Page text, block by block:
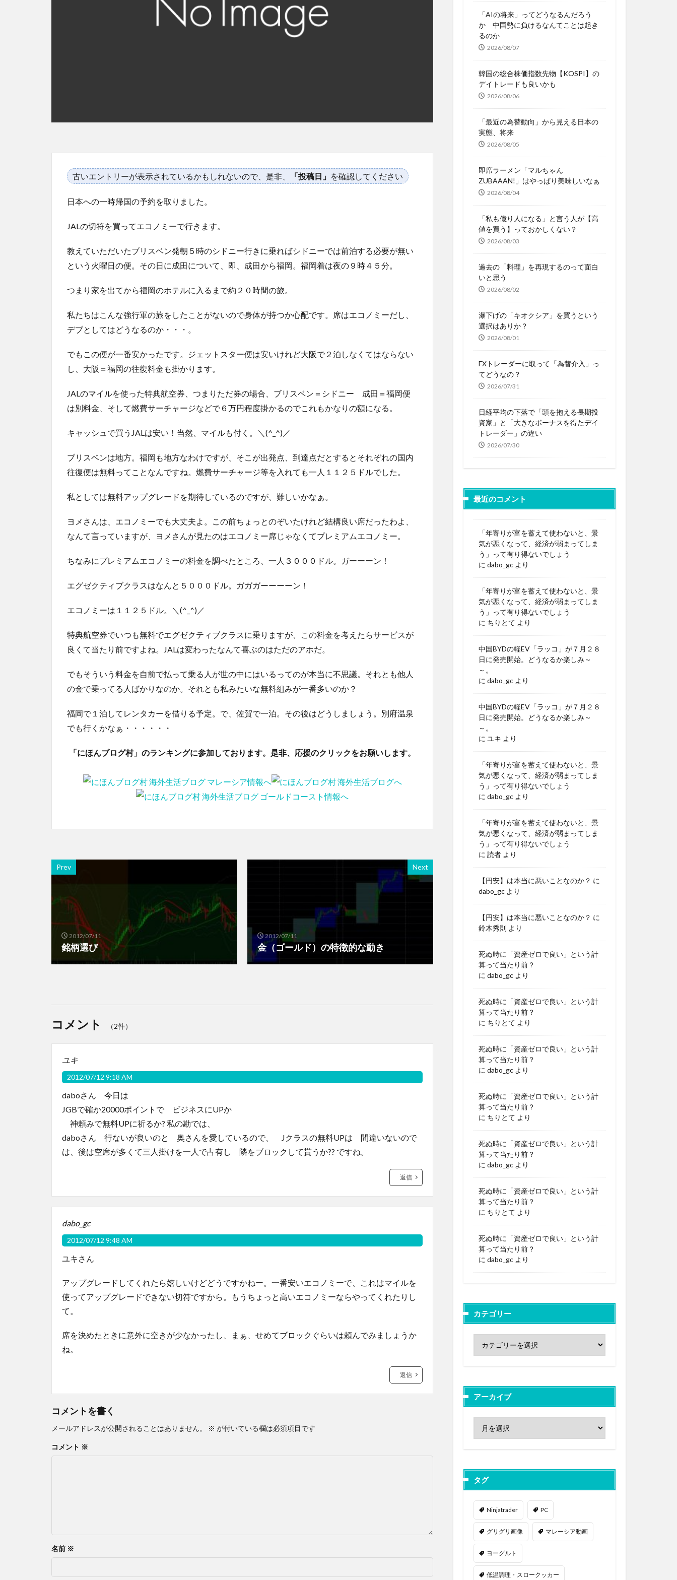
古いエントリーが表示されているかもしれないので、是非、 「投稿日」 を確認してください
日本への一時帰国の予約を取りました。
JALの切符を買ってエコノミーで行きます。
教えていただいたブリスベン発朝５時のシドニー行きに乗ればシドニーでは前泊する必要が無い
という火曜日の便。その日に成田について、即、成田から福岡。福岡着は夜の９時４５分。
つまり家を出てから福岡のホテルに入るまで約２０時間の旅。
私たちはこんな強行軍の旅をしたことがないので身体が持つか心配です。席はエコノミーだし、
デブとしてはどうなるのか・・・。
でもこの便が一番安かったです。ジェットスター便は安いけれど大阪で２泊しなくてはならない
し、大阪＝福岡の往復料金も掛かります。
JALのマイルを使った特典航空券、つまりただ券の場合、ブリスベン＝シドニー 成田＝福岡便
は別料金、そして燃費サーチャージなどで６万円程度掛かるのでこれもかなりの額になる。
キャッシュで買うJALは安い！当然、マイルも付く。＼(^_^)／
ブリスベンは地方。福岡も地方なわけですが、そこが出発点、到達点だとするとそれぞれの国内
往復便は無料ってことなんですね。燃費サーチャージ等を入れても一人１１２５ドルでした。
私としては無料アップグレードを期待しているのですが、難しいかなぁ。
ヨメさんは、エコノミーでも大丈夫よ。この前ちょっとのぞいたけれど結構良い席だったわよ、
なんて言っていますが、ヨメさんが見たのはエコノミー席じゃなくてプレミアムエコノミー。
ちなみにプレミアムエコノミーの料金を調べたところ、一人３０００ドル。ガーーーン！
エグゼクティブクラスはなんと５０００ドル。ガガガーーーーン！
エコノミーは１１２５ドル。＼(^_^)／
特典航空券でいつも無料でエグゼクティブクラスに乗りますが、この料金を考えたらサービスが
良くて当たり前ですよね。JALは変わったなんて喜ぶのはただのアホだ。
でもそういう料金を自前で払って乗る人が世の中にはいるってのが本当に不思議。それとも他人
の金で乗ってる人ばかりなのか。それとも私みたいな無料組みが一番多いのか？
福岡で１泊してレンタカーを借りる予定。で、佐賀で一泊。その後はどうしましょう。別府温泉
でも行くかなぁ・・・・・・
「にほんブログ村」のランキングに参加しております。是非、応援のクリックをお願いします。
Prev
2012/07/11
銘柄選び
Next
2012/07/11
金（ゴールド）の特徴的な動き
コメント （2件）
ユキ
2012/07/12 9:18 AM
daboさん 今日は
JGBで確か20000ポイントで ビジネスにUPか
神頼みで無料UPに祈るか? 私の勘では、
daboさん 行ないが良いのと 奥さんを愛しているので、 Jクラスの無料UPは 間違いないので
は、後は空席が多くて三人掛けを一人で占有し 隣をブロックして貰うか?? ですね。
返信
dabo_gc
2012/07/12 9:48 AM
ユキさん
アップグレードしてくれたら嬉しいけどどうですかねー。一番安いエコノミーで、これはマイルを
使ってアップグレードできない切符ですから。もうちょっと高いエコノミーならやってくれたりし
て。
席を決めたときに意外に空きが少なかったし、まぁ、せめてブロックぐらいは頼んでみましょうか
ね。
返信
コメントを書く
メールアドレスが公開されることはありません。 ※ が付いている欄は必須項目です
コメント ※
名前 ※
「AIの将来」ってどうなるんだろう
か 中国勢に負けるなんてことは起き
るのか
2026/08/07
韓国の総合株価指数先物【KOSPI】の
デイトレードも良いかも
2026/08/06
「最近の為替動向」から見える日本の
実態、将来
2026/08/05
即席ラーメン「マルちゃん
ZUBAAAN!」はやっぱり美味しいなぁ
2026/08/04
「私も億り人になる」と言う人が【高
値を買う】っておかしくない？
2026/08/03
過去の「料理」を再現するのって面白
いと思う
2026/08/02
瀑下げの「キオクシア」を買うという
選択はありか？
2026/08/01
FXトレーダーに取って「為替介入」っ
てどうなの？
2026/07/31
日経平均の下落で「頭を抱える長期投
資家」と「大きなボーナスを得たデイ
トレーダー」の違い
2026/07/30
最近のコメント
「年寄りが富を蓄えて使わないと、景
気が悪くなって、経済が弱まってしま
う」って有り得ないでしょう
に dabo_gc より
「年寄りが富を蓄えて使わないと、景
気が悪くなって、経済が弱まってしま
う」って有り得ないでしょう
に ちりとて より
中国BYDの軽EV「ラッコ」が７月２８
日に発売開始。どうなるか楽しみ～
～。
に dabo_gc より
中国BYDの軽EV「ラッコ」が７月２８
日に発売開始。どうなるか楽しみ～
～。
に ユキ より
「年寄りが富を蓄えて使わないと、景
気が悪くなって、経済が弱まってしま
う」って有り得ないでしょう
に dabo_gc より
「年寄りが富を蓄えて使わないと、景
気が悪くなって、経済が弱まってしま
う」って有り得ないでしょう
に 読者 より
【円安】は本当に悪いことなのか？ に
dabo_gc より
【円安】は本当に悪いことなのか？ に
鈴木秀則 より
死ぬ時に「資産ゼロで良い」という計
算って当たり前？
に dabo_gc より
死ぬ時に「資産ゼロで良い」という計
算って当たり前？
に ちりとて より
死ぬ時に「資産ゼロで良い」という計
算って当たり前？
に dabo_gc より
死ぬ時に「資産ゼロで良い」という計
算って当たり前？
に ちりとて より
死ぬ時に「資産ゼロで良い」という計
算って当たり前？
に dabo_gc より
死ぬ時に「資産ゼロで良い」という計
算って当たり前？
に ちりとて より
死ぬ時に「資産ゼロで良い」という計
算って当たり前？
に dabo_gc より
カテゴリー
アーカイブ
タグ
Ninjatrader PC
グリグリ画像 マレーシア動画
ヨーグルト
低温調理・スロークッカー